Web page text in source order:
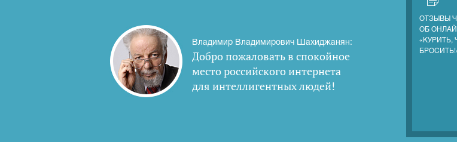
Владимир Владимирович Шахиджанян:
Добро пожаловать в спокойное
место российского интернета
для интеллигентных людей!
ОТЗЫВЫ
ОБ
«КУРИТЬ,